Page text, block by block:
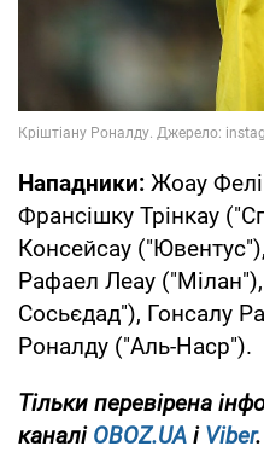
Нападники: Жоау
Франсішку Трінкау
Консейсау
Рафаел Леау
Сосьєдад"), Гонсалу
Роналду ("Аль-Наср").
Тільки перевірена
каналі OBOZ.UA і Viber